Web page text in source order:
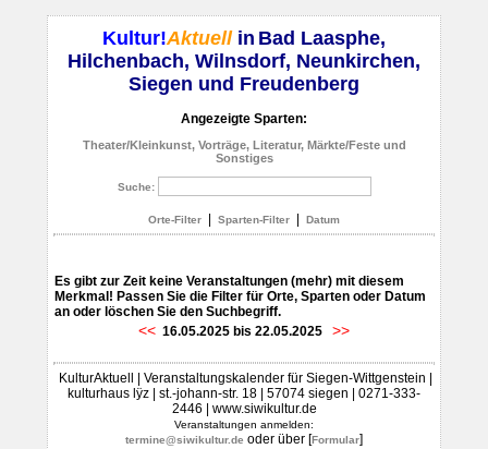
Kultur!Aktuellin Bad Laasphe,
Hilchenbach, Wilnsdorf, Neunkirchen,
Siegen und Freudenberg
Angezeigte Sparten:
Theater/Kleinkunst, Vorträge, Literatur, Märkte/Feste und
Sonstiges
Suche:
Orte-Filter Sparten-Filter Datum
Es gibt zur Zeit keine Veranstaltungen (mehr) mit diesem
Merkmal! Passen Sie die Filter für Orte, Sparten oder Datum
an oder löschen Sie den Suchbegriff.
<< 16.05.2025 bis 22.05.2025 >>
KulturAktuell | Veranstaltungskalender für Siegen-Wittgenstein |
kulturhaus lÿz | st.-johann-str. 18 | 57074 siegen | 0271-333-
2446 | www.siwikultur.de
Veranstaltungen anmelden:
termine@siwikultur.de oder über [Formular]